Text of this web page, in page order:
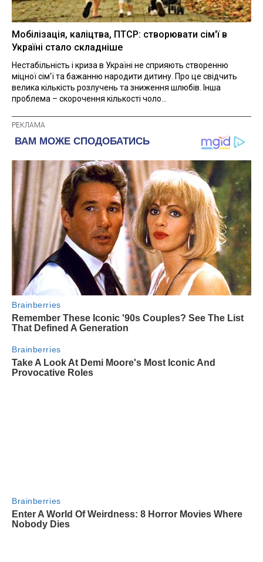
Мобілізація, каліцтва, ПТСР: створювати сім'ї в
Україні стало складніше
Нестабільність і криза в Україні не сприяють створенню
міцної сім'ї та бажанню народити дитину. Про це свідчить
велика кількість розлучень та зниження шлюбів. Інша
проблема – скорочення кількості чоло...